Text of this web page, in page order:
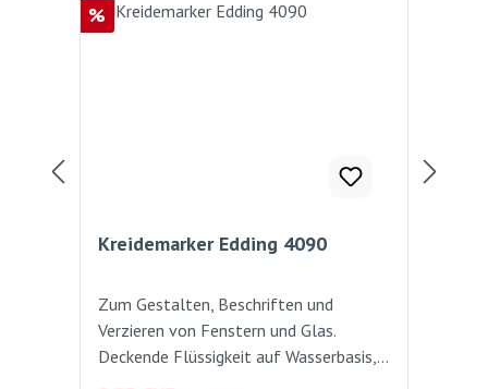
Rabatt
%
Kreidemarker Edding 4090
Zum Gestalten, Beschriften und
Verzieren von Fenstern und Glas.
Deckende Flüssigkeit auf Wasserbasis,